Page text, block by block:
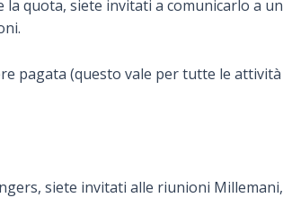
quota, siete invitati a comunicarlo a un
pagata (questo vale per tutte le attività
siete invitati alle riunioni Millemani,